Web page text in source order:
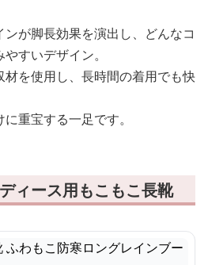
が脚長効果を演出し、どんなコ
すいデザイン。
を使用し、長時間の着用でも快
重宝する一足です。
ィース用もこもこ長靴